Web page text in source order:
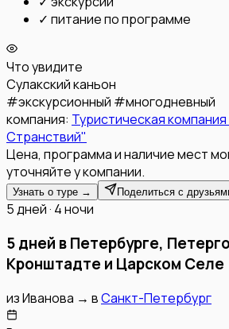
✓ питание по программе
Что увидите
Сулакский каньон
#экскурсионный #многодневный
компания: Туристическая
Странствий"
Цена, программа и наличие мест
уточняйте у компании.
Узнать о туре → Поделиться с
5 дней · 4 ночи
5 дней в Петербурге,
Кронштадте и Царском Селе
изИванова → вСанкт-Петербург